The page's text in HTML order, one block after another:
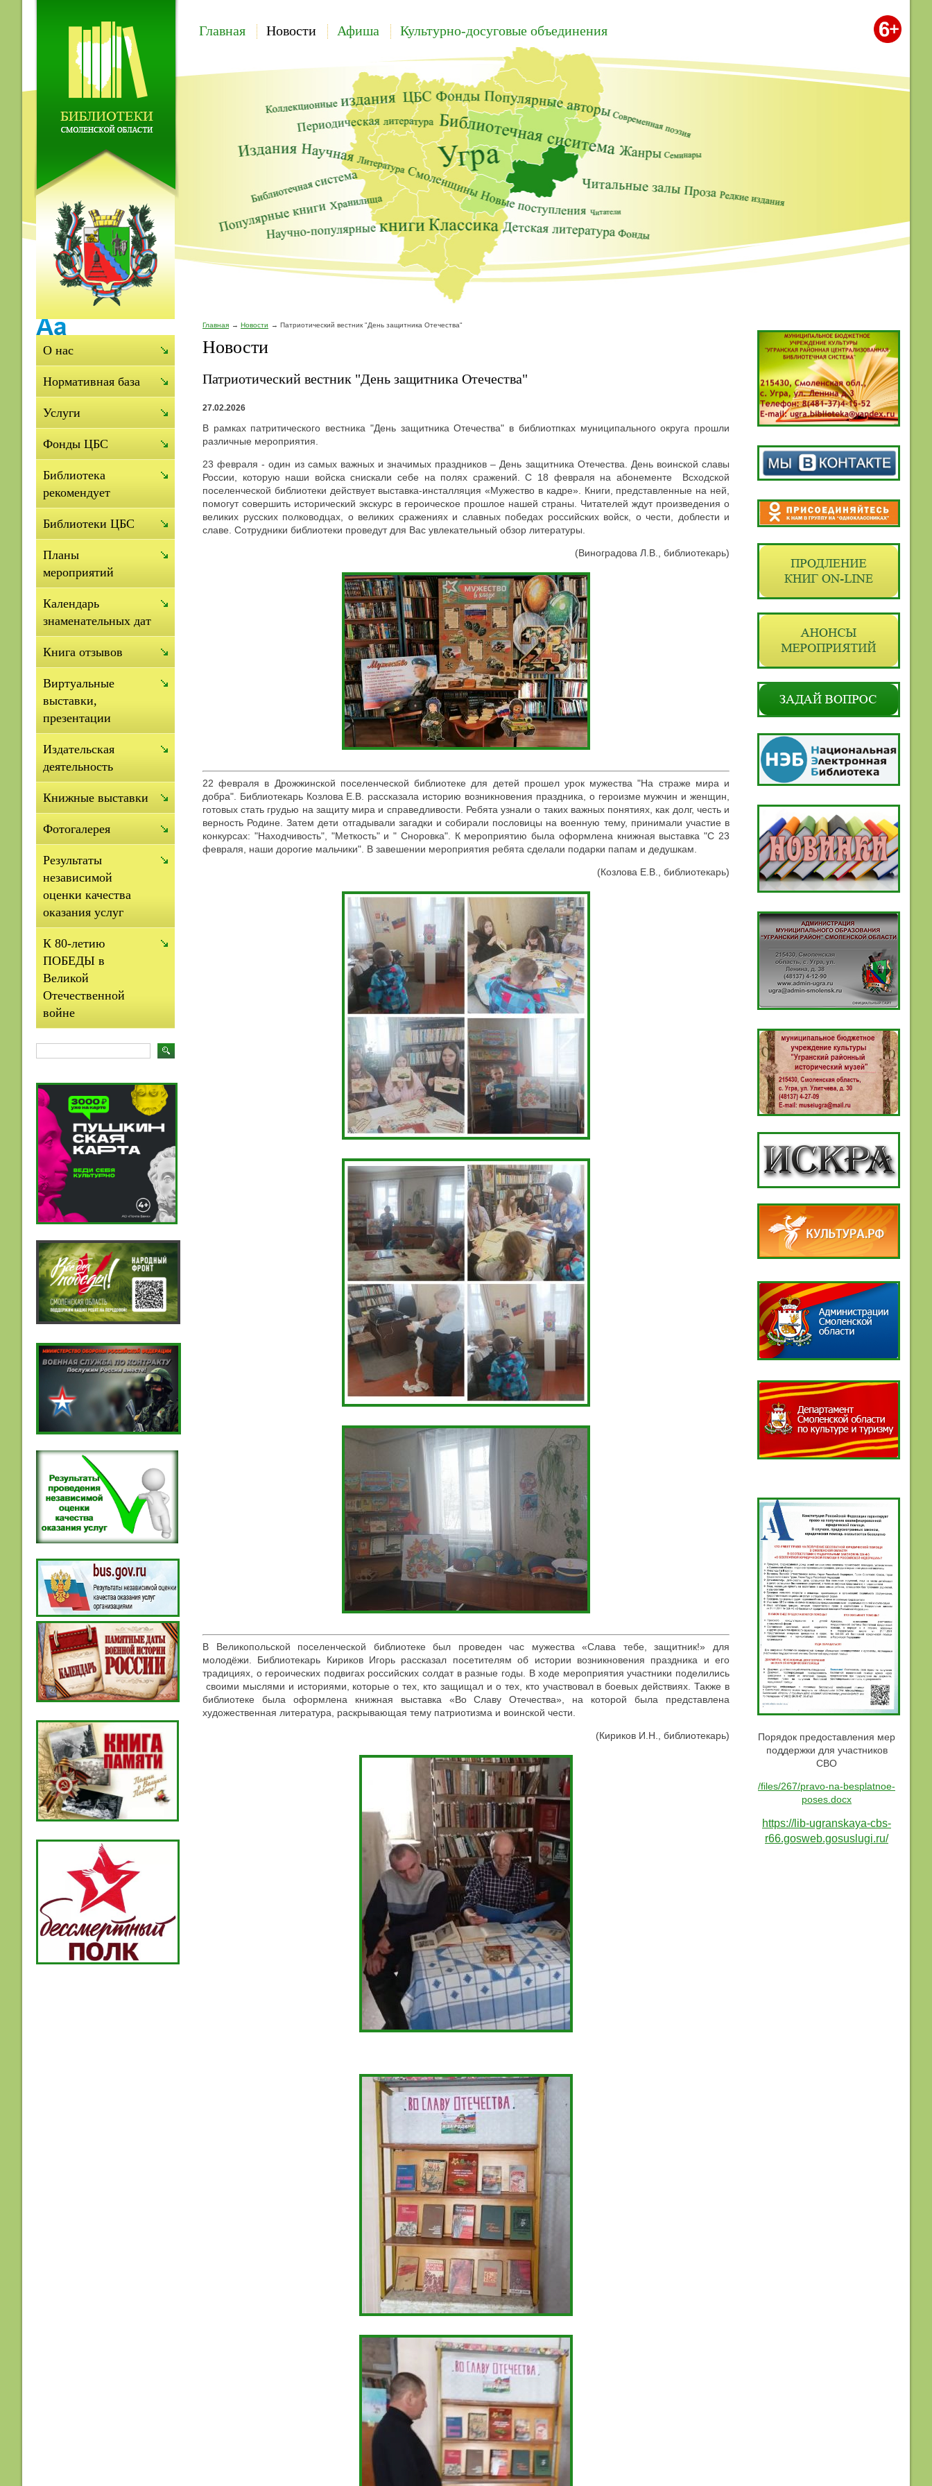
Главная Новости Афиша Культурно-досуговые объединения
Главная Новости Патриотический вестник "День защитника Отечества"
Новости
Патриотический вестник "День защитника Отечества"
27.02.2026
В рамках патритического вестника "День защитника Отечества" в библиотпках муниципального округа прошли
различные мероприятия.
23 февраля - один из самых важных и значимых праздников – День защитника Отечества. День воинской славы
России, которую наши войска снискали себе на полях сражений. С 18 февраля на абонементе Всходской
поселенческой библиотеки действует выставка-инсталляция «Мужество в кадре». Книги, представленные на ней,
помогут совершить исторический экскурс в героическое прошлое нашей страны. Читателей ждут произведения о
великих русских полководцах, о великих сражениях и славных победах российских войск, о чести, доблести и
славе. Сотрудники библиотеки проведут для Вас увлекательный обзор литературы.
(Виноградова Л.В., библиотекарь)
22 февраля в Дрожжинской поселенческой библиотеке для детей прошел урок мужества "На страже мира и
добра". Библиотекарь Козлова Е.В. рассказала историю возникновения праздника, о героизме мужчин и женщин,
готовых стать грудью на защиту мира и справедливости. Ребята узнали о таких важных понятиях, как долг, честь и
верность Родине. Затем дети отгадывали загадки и собирали пословицы на военную тему, принимали участие в
конкурсах: "Находчивость", "Меткость" и " Сноровка". К мероприятию была оформлена книжная выставка "С 23
февраля, наши дорогие мальчики". В завешении мероприятия ребята сделали подарки папам и дедушкам.
(Козлова Е.В., библиотекарь)
В Великопольской поселенческой библиотеке был проведен час мужества «Слава тебе, защитник!» для
молодёжи. Библиотекарь Кириков Игорь рассказал посетителям об истории возникновения праздника и его
традициях, о героических подвигах российских солдат в разные годы. В ходе мероприятия участники поделились
своими мыслями и историями, которые о тех, кто защищал и о тех, кто участвовал в боевых действиях. Также в
библиотеке была оформлена книжная выставка «Во Славу Отечества», на которой была представлена
художественная литература, раскрывающая тему патриотизма и воинской чести.
(Кириков И.Н., библиотекарь)
О нас
Нормативная база
Услуги
Фонды ЦБС
Библиотека
рекомендует
Библиотеки ЦБС
Планы
мероприятий
Календарь
знаменательных дат
Книга отзывов
Виртуальные
выставки,
презентации
Издательская
деятельность
Книжные выставки
Фотогалерея
Результаты
независимой
оценки качества
оказания услуг
К 80-летию
ПОБЕДЫ в
Великой
Отечественной
войне
Порядок предоставления мер
поддержки для участников
СВО
/files/267/pravo-na-besplatnoe-
poses.docx
https://lib-ugranskaya-cbs-
r66.gosweb.gosuslugi.ru/